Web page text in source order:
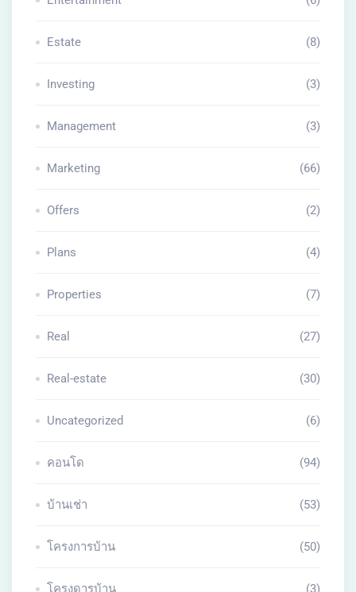
Estate (8)
Investing (3)
Management (3)
Marketing (66)
Offers (2)
Plans (4)
Properties (7)
Real (27)
Real-estate (30)
Uncategorized (6)
คอนโด (94)
บ้านเช่า (53)
โครงการบ้าน (50)
โครงดารบ้าน (3)